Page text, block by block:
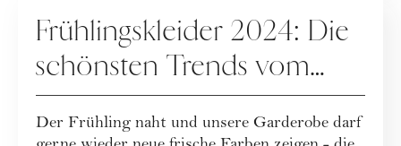
Frühlingskleider 2024: Die
schönsten Trends vom
Runway zum Nachshoppen
Der Frühling naht und unsere Garderobe darf